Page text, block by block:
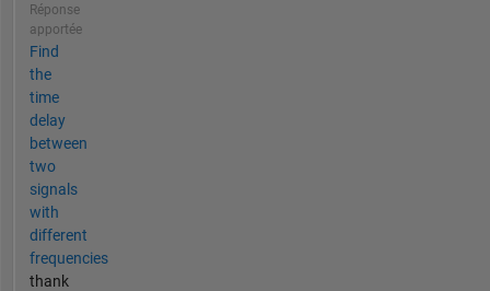
Réponse
apportée
Find
the
time
delay
between
two
signals
with
different
frequencies
thank